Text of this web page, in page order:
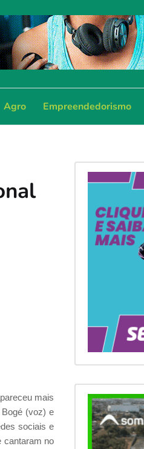
Agro Empreendedorismo
mais
(voz) e
sociais e
cantaram no